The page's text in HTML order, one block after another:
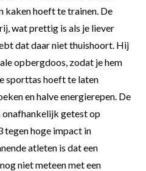
kaken hoeft te trainen. De
wat prettig is als je liever
dat daar niet thuishoort. Hij
opbergdoos, zodat je hem
sporttas hoeft te laten
en halve energierepen. De
onafhankelijk getest op
tegen hoge impact in
atleten is dat een
niet meteen met een